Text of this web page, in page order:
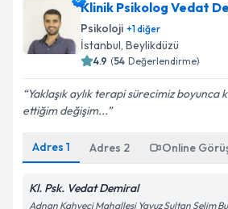
Klinik Psikolog Vedat
Psikoloji diğer
İstanbul,Beylikdüzü
( Değerlendirme)
Yaklaşık aylık terapi sürecimiz
ettiğim değişim...
Adres 1 Adres 2 Online
Kl. Psk. Vedat Demiral